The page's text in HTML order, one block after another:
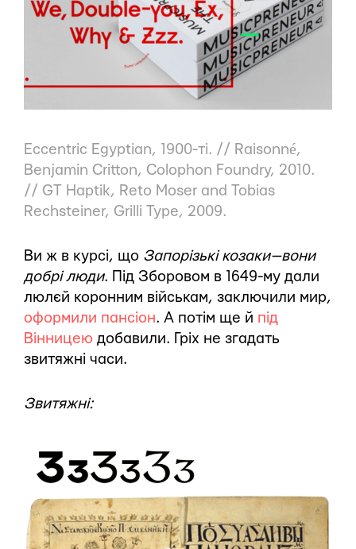
Eccentric Egyptian, 1900-ті. // Raisonné,
Benjamin Critton, Colophon Foundry, 2010.
// GT Haptik, Reto Moser and Tobias
Rechsteiner, Grilli Type, 2009.
Ви ж в курсі, що Запорізькі козаки — вони
добрі люди. Під Зборовом в 1649-му дали
люлєй коронним військам, заключили мир,
оформили пансіон. А потім ще й під
Вінницею добавили. Гріх не згадать
звитяжні часи.
Звитяжні: